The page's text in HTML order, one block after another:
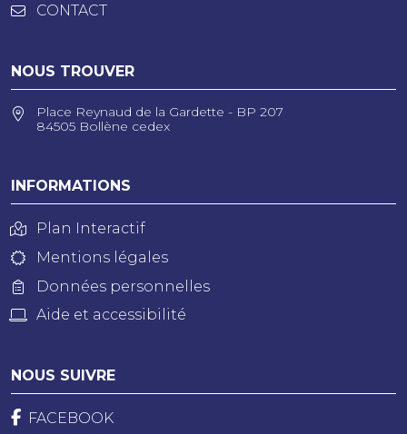
CONTACT
NOUS TROUVER
Place Reynaud de la Gardette - BP 207
84505 Bollène cedex
INFORMATIONS
Plan Interactif
Mentions légales
Données personnelles
Aide et accessibilité
NOUS SUIVRE
FACEBOOK